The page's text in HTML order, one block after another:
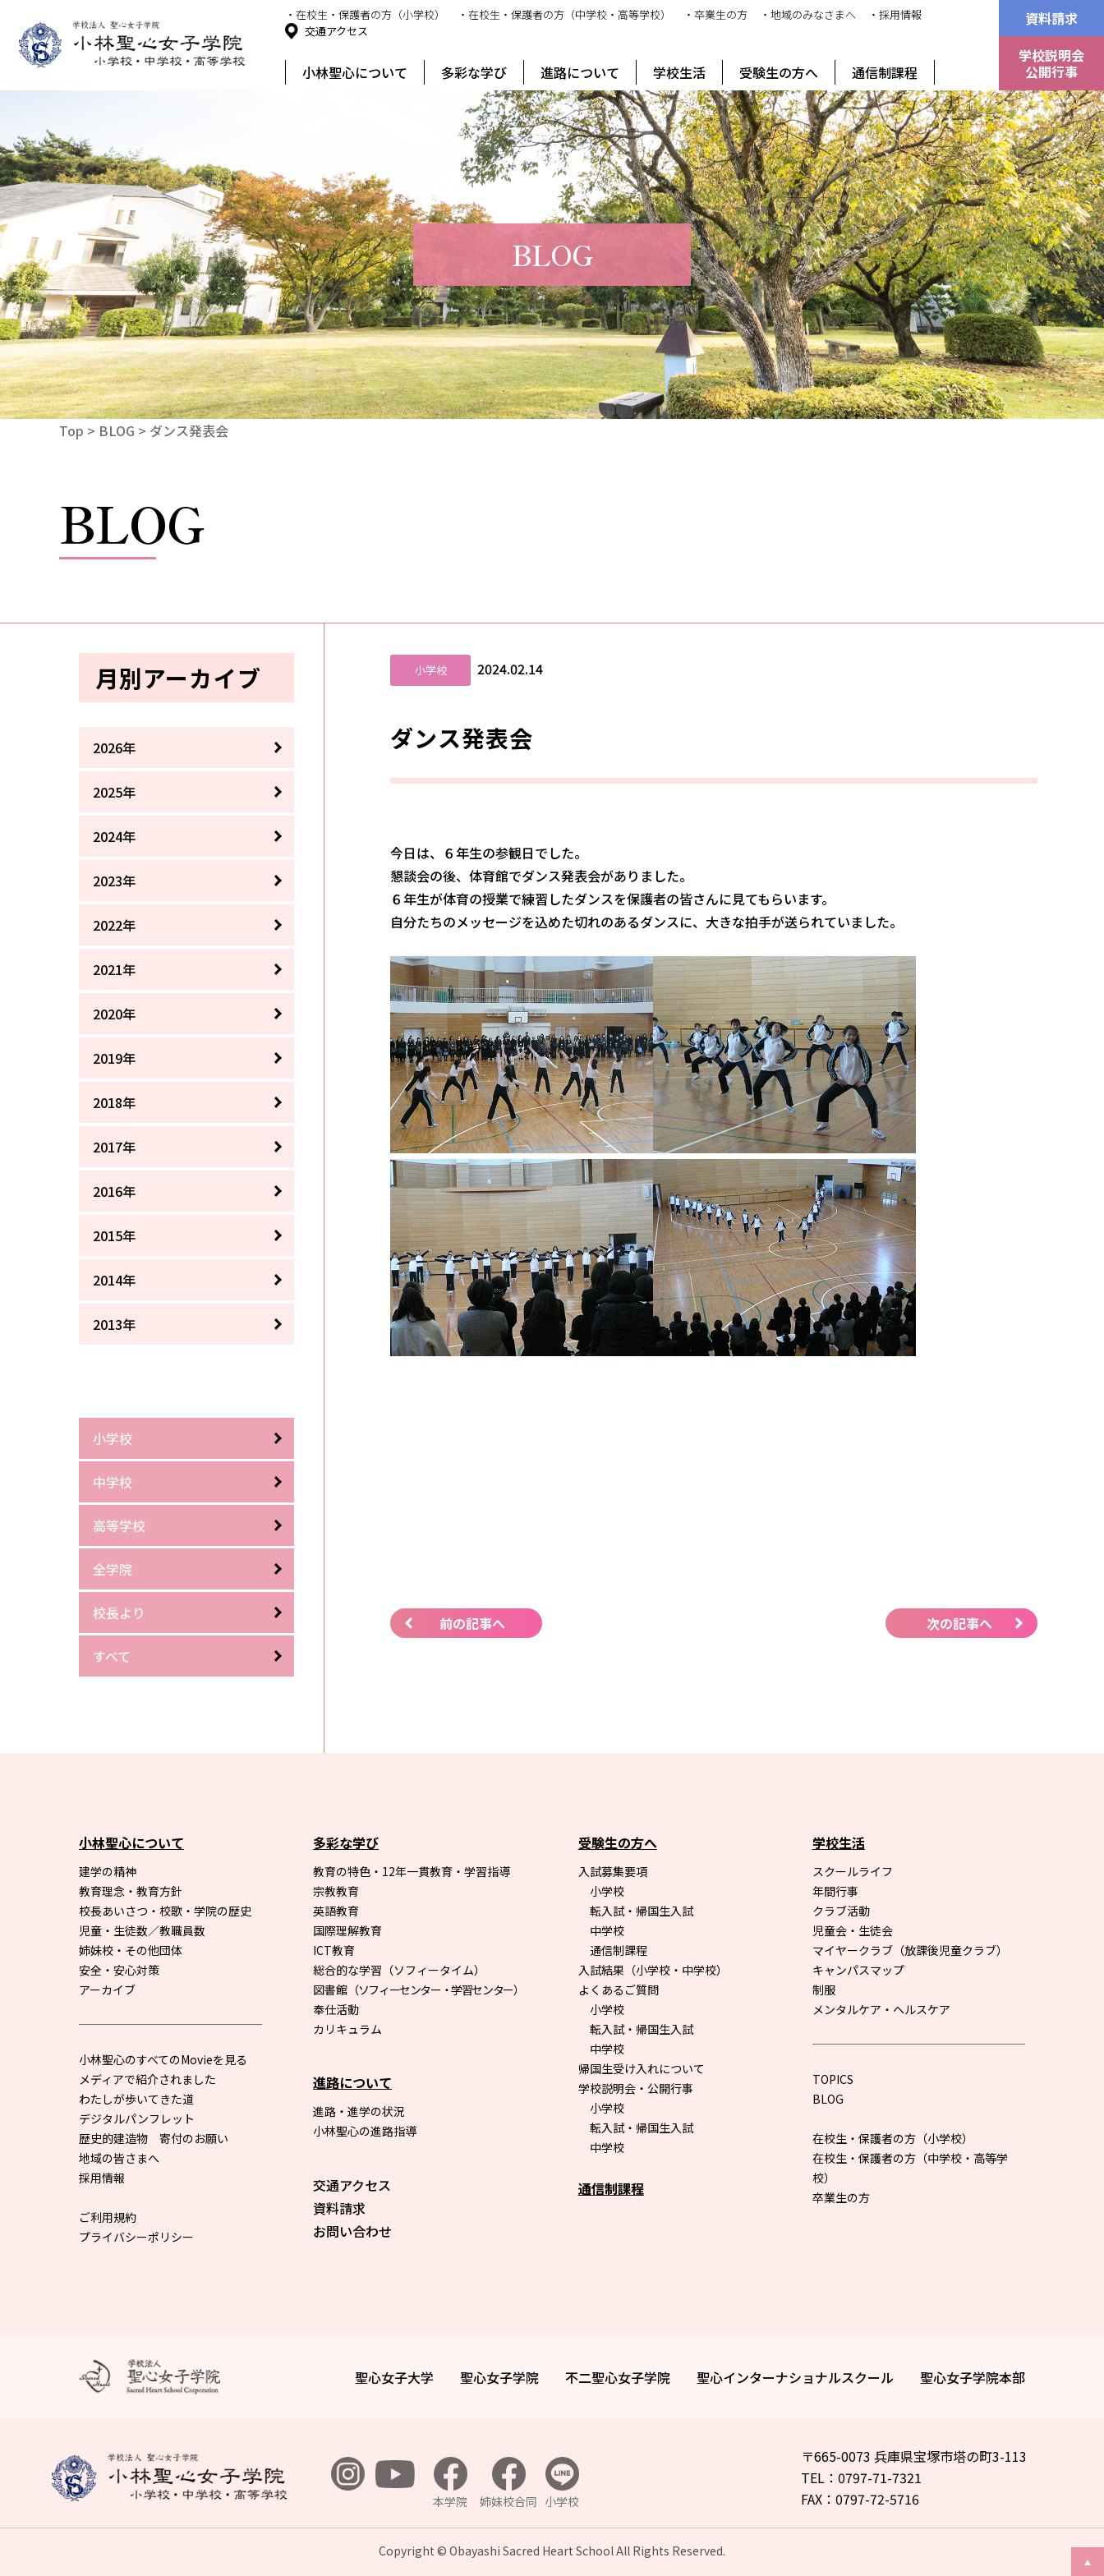
・在校生・保護者の方（小学校） ・在校生・保護者の方（中学校・高等学校） ・卒業生の方 ・地域のみなさまへ
・採用情報
交通アクセス
小林聖心について 多彩な学び 進路について 学校生活 受験生の方へ 通信制課程
資料請求
学校説明会
公開行事
BLOG
Top > BLOG > ダンス発表会
BLOG
小学校 2024.02.14
ダンス発表会
今日は、６年生の参観日でした。
懇談会の後、体育館でダンス発表会がありました。
６年生が体育の授業で練習したダンスを保護者の皆さんに見てもらいます。
自分たちのメッセージを込めた切れのあるダンスに、大きな拍手が送られていました。
前の記事へ 次の記事へ
月別アーカイブ
2026年
2025年
2024年
2023年
2022年
2021年
2020年
2019年
2018年
2017年
2016年
2015年
2014年
2013年
小学校
中学校
高等学校
全学院
校長より
すべて
小林聖心について
建学の精神
教育理念・教育方針
校長あいさつ・校歌・学院の歴史
児童・生徒数／教職員数
姉妹校・その他団体
安全・安心対策
アーカイブ
小林聖心のすべてのMovieを見る
メディアで紹介されました
わたしが歩いてきた道
デジタルパンフレット
歴史的建造物 寄付のお願い
地域の皆さまへ
採用情報
ご利用規約
プライバシーポリシー
多彩な学び
教育の特色・12年一貫教育・学習指導
宗教教育
英語教育
国際理解教育
ICT教育
総合的な学習（ソフィータイム）
図書館 （ソフィーセンター・学習センター）
奉仕活動
カリキュラム
進路について
進路・進学の状況
小林聖心の進路指導
交通アクセス
資料請求
お問い合わせ
受験生の方へ
入試募集要項
小学校
転入試・帰国生入試
中学校
通信制課程
入試結果（小学校・中学校）
よくあるご質問
小学校
転入試・帰国生入試
中学校
帰国生受け入れについて
学校説明会・公開行事
小学校
転入試・帰国生入試
中学校
通信制課程
学校生活
スクールライフ
年間行事
クラブ活動
児童会・生徒会
マイヤークラブ（放課後児童クラブ）
キャンパスマップ
制服
メンタルケア・ヘルスケア
TOPICS
BLOG
在校生・保護者の方（小学校）
在校生・保護者の方（中学校・高等学
校）
卒業生の方
聖心女子大学 聖心女子学院 不二聖心女子学院 聖心インターナショナルスクール 聖心女子学院本部
本学院 姉妹校合同 小学校
〒665-0073 兵庫県宝塚市塔の町3-113
TEL：0797-71-7321
FAX：0797-72-5716
Copyright © Obayashi Sacred Heart School All Rights Reserved.